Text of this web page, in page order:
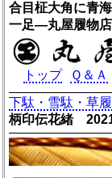
合目柾大角に青
一足―丸屋履物店
トップ Ｑ＆Ａ
下駄・雪駄・草
柄印伝花緒